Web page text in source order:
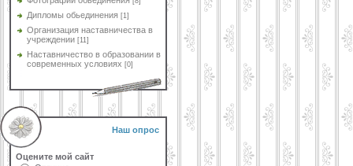
Дипломы обьединения [1]
Организация наставничества в
учреждении [11]
Наставничество в образовании в
современных условиях [0]
Наш опрос
Оцените мой сайт